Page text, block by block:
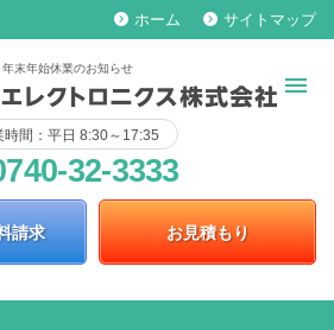
keyboard_arrow_right ホーム keyboard_arrow_right サイトマップ
年末年始休業のお知らせ
時間：平日 8:30～17:35
32-3333
請求 お見積もり